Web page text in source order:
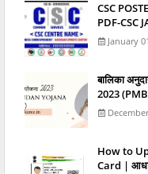
CSC
PDF-CSC
January
बालिका
2023
How to
Card |